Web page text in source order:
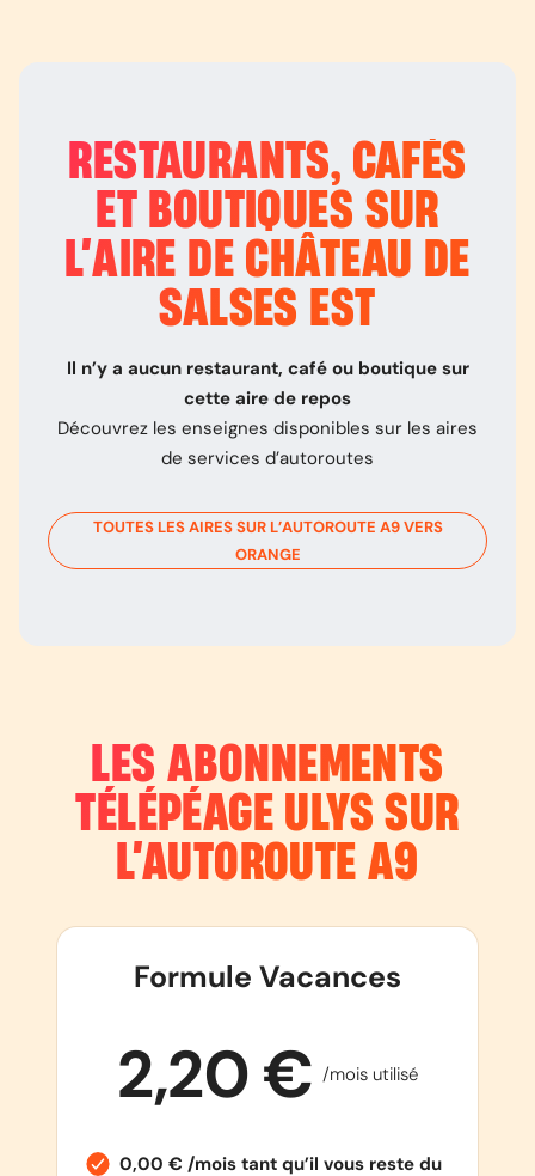
RESTAURANTS, CAFÉS
ET BOUTIQUES SUR
L’AIRE DE CHÂTEAU DE
SALSES EST
Il n’y a aucun restaurant, café ou boutique sur
cette aire de repos
Découvrez les enseignes disponibles sur les aires
de services d’autoroutes
TOUTES LES AIRES SUR L’AUTOROUTE A9VERS
ORANGE
LES ABONNEMENTS
TÉLÉPÉAGE ULYS SUR
L’AUTOROUTEA9
Formule Vacances
2,20 € /mois utilisé
0,00 € /mois tant qu’il vous reste du